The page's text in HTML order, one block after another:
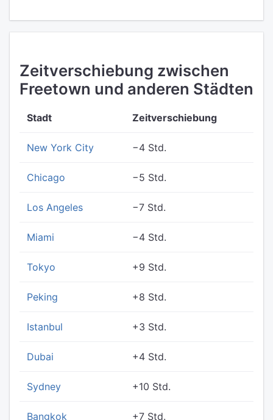
Zeitverschiebung zwischen
Freetown und anderen Städten
Stadt Zeitverschiebung
New York City −4 Std.
Chicago −5 Std.
Los Angeles −7 Std.
Miami −4 Std.
Tokyo +9 Std.
Peking +8 Std.
Istanbul +3 Std.
Dubai +4 Std.
Sydney +10 Std.
Bangkok +7 Std.